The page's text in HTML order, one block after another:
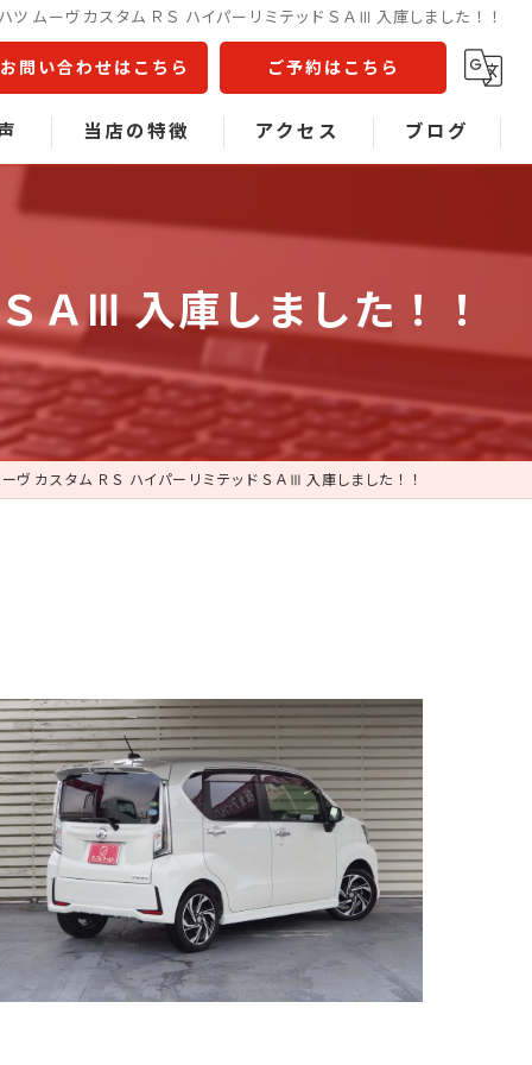
ツ ムーヴ カスタム ＲＳ ハイパーリミテッドＳＡⅢ 入庫しました！！
お問い合わせはこちら ご予約はこちら
当店の特徴
不動車
中古車販売
板金塗装
アクセス ブログ
ＡⅢ 入庫しました！！
ヴ カスタム ＲＳ ハイパーリミテッドＳＡⅢ 入庫しました！！